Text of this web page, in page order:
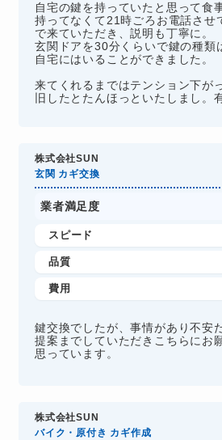
自宅の鍵を持っていたと思って食
持ってなくて21時ごろお電話させ
で来ていただき、説明も丁寧に。
玄関ドアを30分くらいで鍵の種類
自宅にはいることができました。
来てくれるまではテンション下が
旧したとたんほっといたしまし。
株式会社SUN
玄関 カギ交換
業者満足度
スピード
品質
費用
鍵交換でしたが、事情があり不安
提案までしていただきこちらにお
思っています。
株式会社SUN
バイク・原付き カギ作成